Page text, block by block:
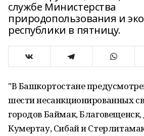
службе Министерства
природопользования и
республики в пятницу.
"В Башкортостане
шести несанкционированных
городов Баймак,
Кумертау, Сибай и